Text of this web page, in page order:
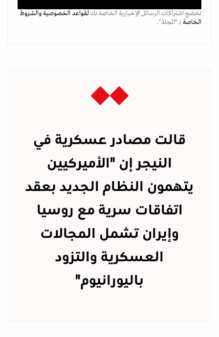
تخضع اشتراكات الرسائل الإخبارية الخاصة بكلقواعد الخصوصيةوالشروط
الخاصة بـ “المجلة".
قالت مصادر عسكرية في
النيجر إن "الأميركيين
يتهمون النظام الجديد بعقد
اتفاقات سرية مع روسيا
وإيران تشمل المجالات
العسكرية والتزود
باليورانيوم"